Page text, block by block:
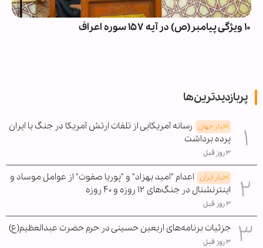
۱۰ ویژگی پیامبر(ص) در آیه ۱۵۷ سوره اعراف
پربازدیدترین‌ها
اخبار جهان رسانه آمریکایی از تلفات ارتش آمریکا در جنگ با ایران
پرده برداشت
۳ روز قبل
اخبار ایران اعدام "امید بهزاد" و "پوریا صفوت" از عوامل موساد و
اینترنشنال در جنگ‌های ۱۲ روزه و ۴۰ روزه
۳ روز قبل
جزئیات برنامه‌های اربعین حسینی در حرم حضرت عبدالعظیم(ع)
۳ روز قبل